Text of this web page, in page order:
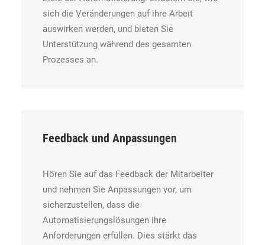
sich die Veränderungen auf ihre Arbeit
auswirken werden, und bieten Sie
Unterstützung während des gesamten
Prozesses an.
Feedback und Anpassungen
Hören Sie auf das Feedback der Mitarbeiter
und nehmen Sie Anpassungen vor, um
sicherzustellen, dass die
Automatisierungslösungen ihre
Anforderungen erfüllen. Dies stärkt das